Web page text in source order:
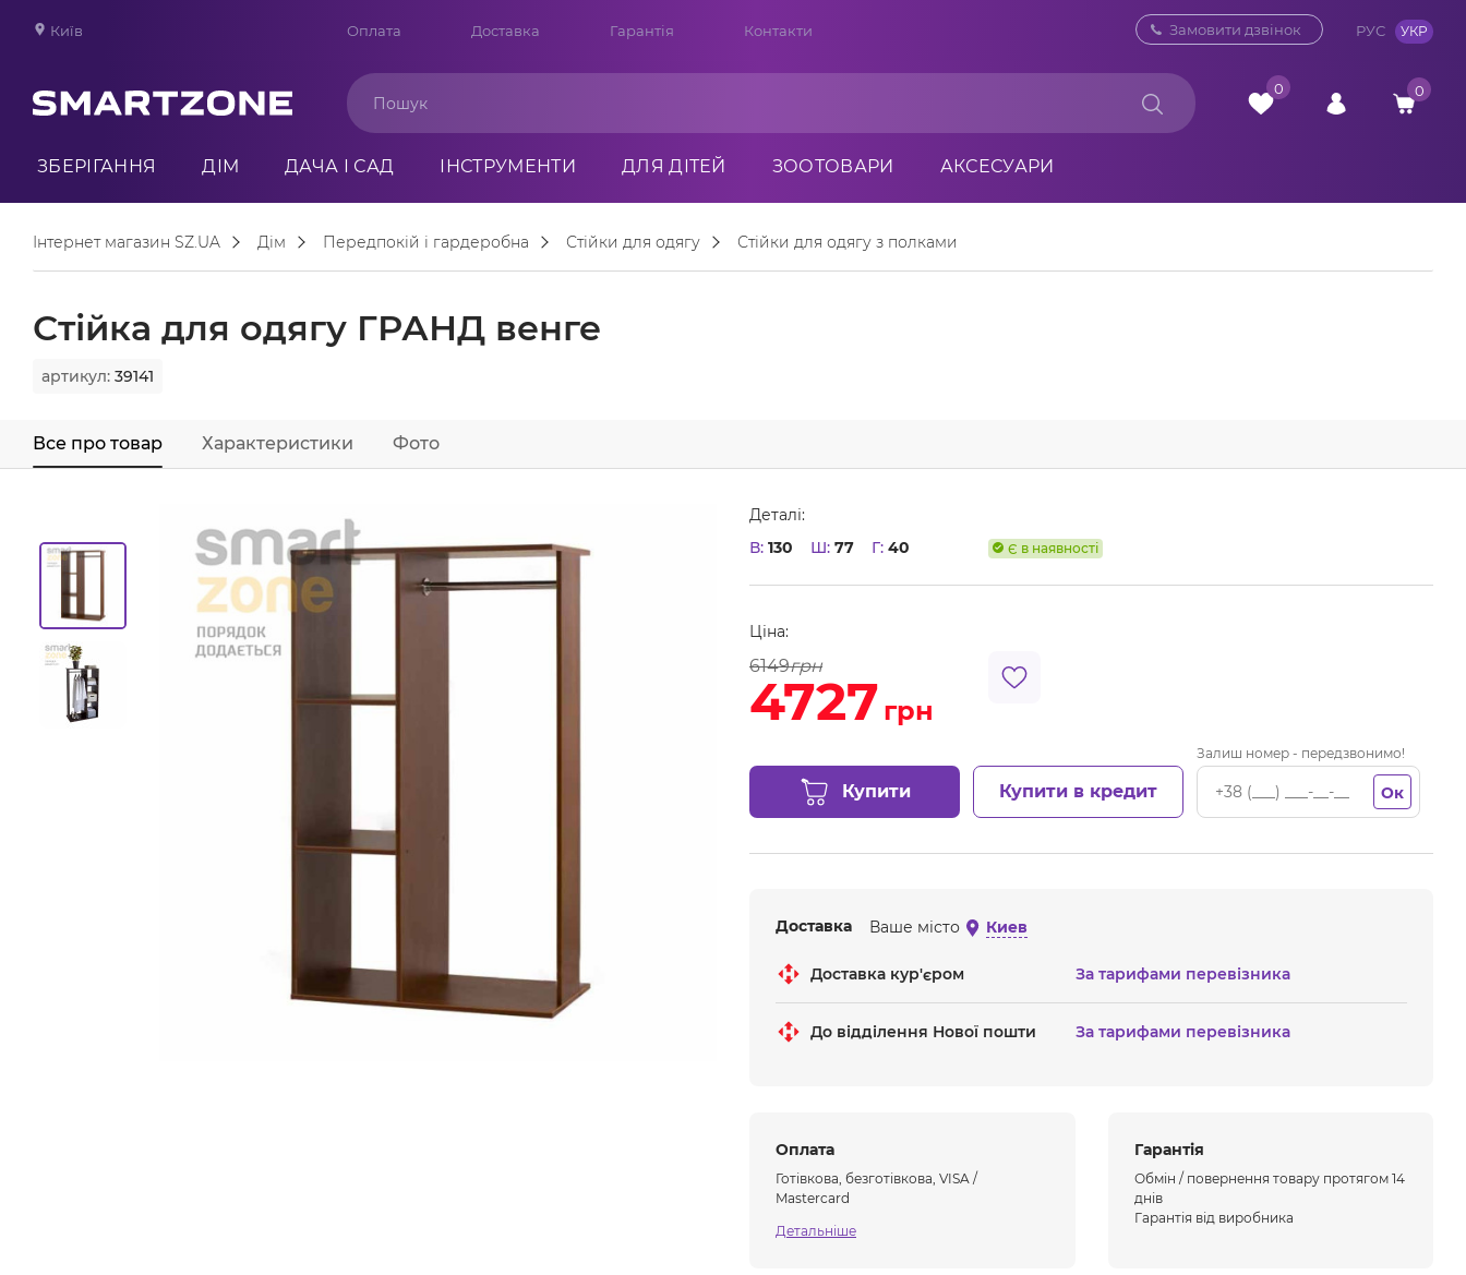
Київ Оплата Доставка Гарантія Контакти 0 800 33 10 32
Замовити дзвінок РУС УКР
0 0
ЗБЕРІГАННЯ ДІМ ДАЧА І САД ІНСТРУМЕНТИ ДЛЯ ДІТЕЙ ЗООТОВАРИ АКСЕСУАРИ
Інтернет магазин SZ.UA Дім Передпокій і гардеробна Стійки для одягу Стійки для одягу з полками
Стійка для одягу ГРАНД венге
артикул: 39141
Все про товар Характеристики Фото
Деталі:
В: 130 Ш: 77 Г: 40 Є в наявності
Ціна:
6149грн
4727 грн
Купити Купити в кредит
Залиш номер - передзвонимо!
Ок
Доставка Ваше місто Киев
Доставка кур'єром За тарифами перевізника
До відділення Нової пошти За тарифами перевізника
Оплата
Готівкова, безготівкова, VISA /
Mastercard
Детальніше
Гарантія
Обмін / повернення товару протягом 14
днів
Гарантія від виробника